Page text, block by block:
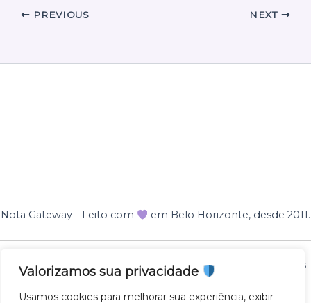
Valorizamos sua privacidade
Usamos cookies para melhorar sua experiência, exibir
PREVIOUS NEXT
Nota Gateway - Feito com em Belo Horizonte, desde 2011.
Nota Gateway — 2011 - 2025 © Todos os direitos reservados
NOTA GATEWAY DESENVOLVIMENTO DE SOFTWARES
LTDA